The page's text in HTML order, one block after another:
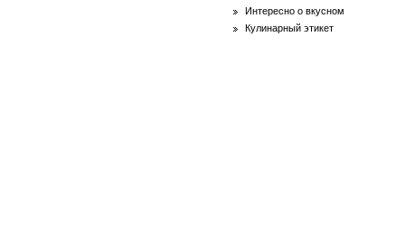
Интересно о вкусном
Кулинарный этикет